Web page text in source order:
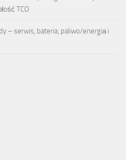
TCO
– serwis, bateria, paliwo/energiа i